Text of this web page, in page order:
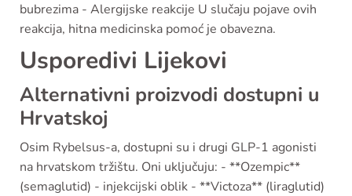
bubrezima - Alergijske reakcije U slučaju pojave ovih
reakcija, hitna medicinska pomoć je obavezna.
Usporedivi Lijekovi
Alternativni proizvodi dostupni u
Hrvatskoj
Osim Rybelsus-a, dostupni su i drugi GLP-1 agonisti
na hrvatskom tržištu. Oni uključuju: - **Ozempic**
(semaglutid) - injekcijski oblik - **Victoza** (liraglutid)